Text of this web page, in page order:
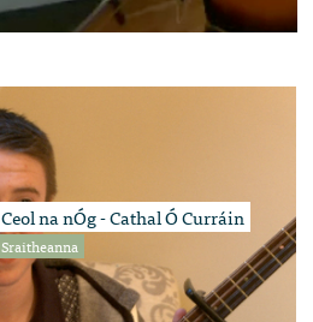
Ceol na nÓg - Cathal Ó Curráin
Sraitheanna